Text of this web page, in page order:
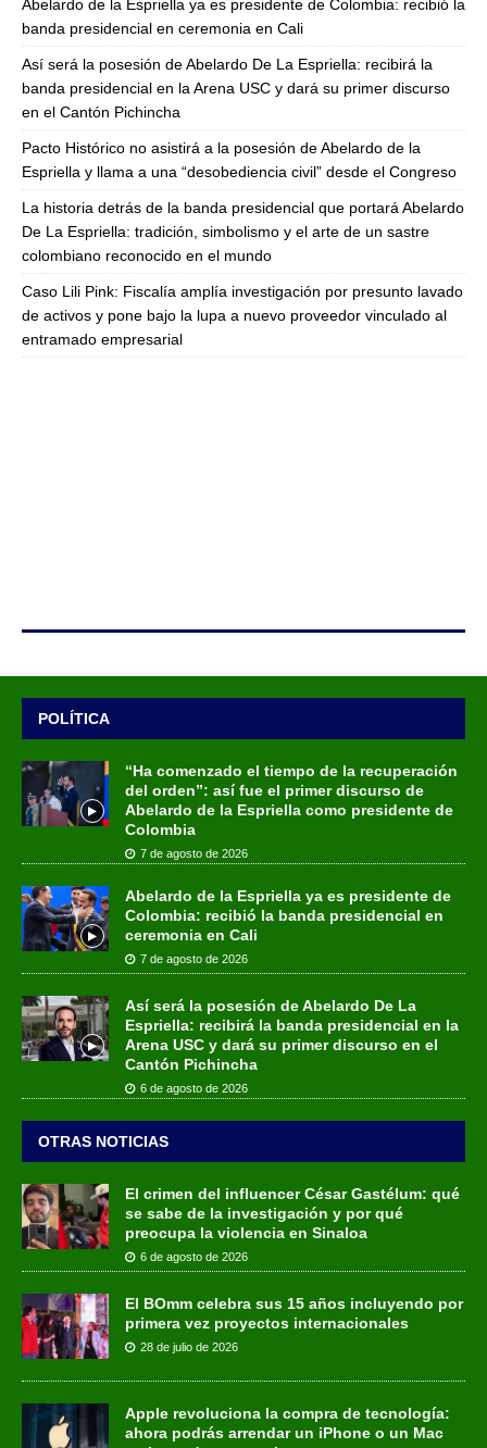
Abelardo de la Espriella ya es presidente de Colombia: recibió la
banda presidencial en ceremonia en Cali
Así será la posesión de Abelardo De La Espriella: recibirá la
banda presidencial en la Arena USC y dará su primer discurso
en el Cantón Pichincha
Pacto Histórico no asistirá a la posesión de Abelardo de la
Espriella y llama a una “desobediencia civil” desde el Congreso
La historia detrás de la banda presidencial que portará Abelardo
De La Espriella: tradición, simbolismo y el arte de un sastre
colombiano reconocido en el mundo
Caso Lili Pink: Fiscalía amplía investigación por presunto lavado
de activos y pone bajo la lupa a nuevo proveedor vinculado al
entramado empresarial
POLÍTICA
“Ha comenzado el tiempo de la recuperación
del orden”: así fue el primer discurso de
Abelardo de la Espriella como presidente de
Colombia
7 de agosto de 2026
Abelardo de la Espriella ya es presidente de
Colombia: recibió la banda presidencial en
ceremonia en Cali
7 de agosto de 2026
Así será la posesión de Abelardo De La
Espriella: recibirá la banda presidencial en la
Arena USC y dará su primer discurso en el
Cantón Pichincha
6 de agosto de 2026
OTRAS NOTICIAS
El crimen del influencer César Gastélum: qué
se sabe de la investigación y por qué
preocupa la violencia en Sinaloa
6 de agosto de 2026
El BOmm celebra sus 15 años incluyendo por
primera vez proyectos internacionales
28 de julio de 2026
Apple revoluciona la compra de tecnología:
ahora podrás arrendar un iPhone o un Mac